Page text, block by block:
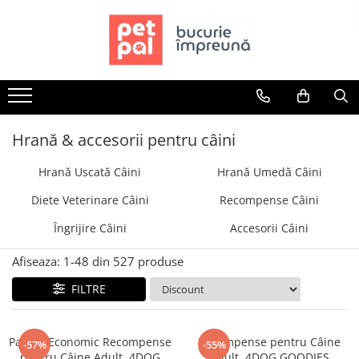
Câini
Hrană Uscată Câini
Câine Junior
Câine Senior
Hrană Umedă Câini
Câine Junior
Câine Adult
Diete Veterinare Câini
Umedă
Recompense Câini
Biscuiți
Hrană & accesorii pentru câini
Hrană Uscată Câini
Hrană Umedă Câini
Diete Veterinare Câini
Recompense Câini
Îngrijire Câini
Accesorii Câini
Afiseaza: 1-48 din 527 produse
FILTRE
-57%
Pachet Economic Recompense
-55%
Recompense pentru Câine